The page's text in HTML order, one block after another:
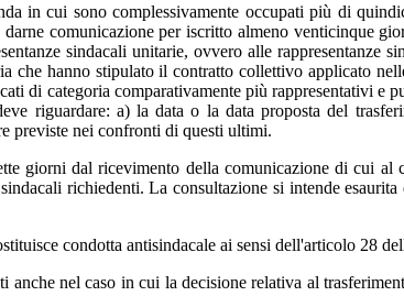
in cui sono complessivamente occupati più di
comunicazione per iscritto almeno venticinque
sindacali unitarie, ovvero alle rappresentanze
hanno stipulato il contratto collettivo applicato
di categoria comparativamente più rappresentativi e
riguardare: a) la data o la data proposta del
previste nei confronti di questi ultimi.
giorni dal ricevimento della comunicazione di cui
richiedenti. La consultazione si intende
condotta antisindacale ai sensi dell'articolo 28
nel caso in cui la decisione relativa al